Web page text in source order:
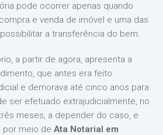
pode ocorrer apenas quando
e venda de imóvel e uma das
a transferência do bem.
a partir de agora, apresenta a
que antes era feito
e demorava até cinco anos para
ser efetuado extrajudicialmente, no
meses, a depender do caso, e
por meio de Ata Notarial em